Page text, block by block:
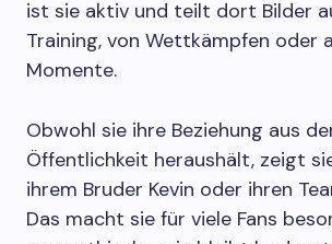
ist sie aktiv und teilt dort Bilder
Training, von Wettkämpfen oder
Momente.
Obwohl sie ihre Beziehung aus
Öffentlichkeit heraushält, zeigt
ihrem Bruder Kevin oder ihren
Das macht sie für viele Fans